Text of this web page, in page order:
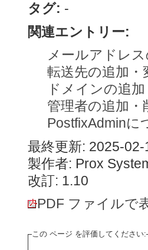
タグ: -
関連エントリー:
メールアドレ
転送先の追加・
ドメインの追
管理者の追加・
PostfixAdminに
最終更新: 2025-
製作者: Prox
改訂: 1.10
PDF ファイルで
この ページ を評価してください: